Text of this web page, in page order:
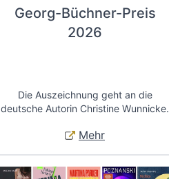
Georg-Büchner-Preis
2026
Die Auszeichnung geht an die
deutsche Autorin Christine Wunnicke.
Mehr